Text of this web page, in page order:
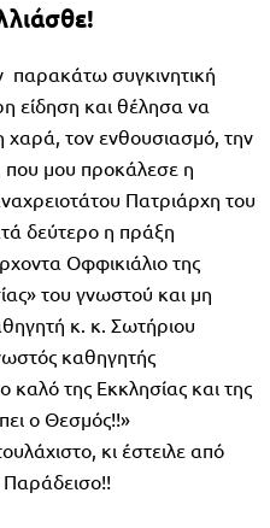
παρακάτω συγκινητική
είδηση και θέλησα να
χαρά, τον ενθουσιασμό, την
που μου προκάλεσε η
Πατριάρχη του
δεύτερο η πράξη
Οφφικιάλιο της
του γνωστού και μη
κ. κ. Σωτήριου
καθηγητής
της Εκκλησίας και της
ο Θεσμός!!»
κι έστειλε από